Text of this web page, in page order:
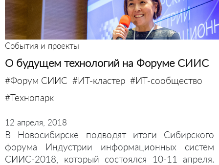
События и проекты
О будущем технологий на Форуме СИИС
#Форум СИИС #ИТ-кластер #ИТ-сообщество
#Технопарк
12 апреля, 2018
В Новосибирске подводят итоги Сибирского
форума Индустрии информационных систем
СИИС-2018, который состоялся 10-11 апреля.